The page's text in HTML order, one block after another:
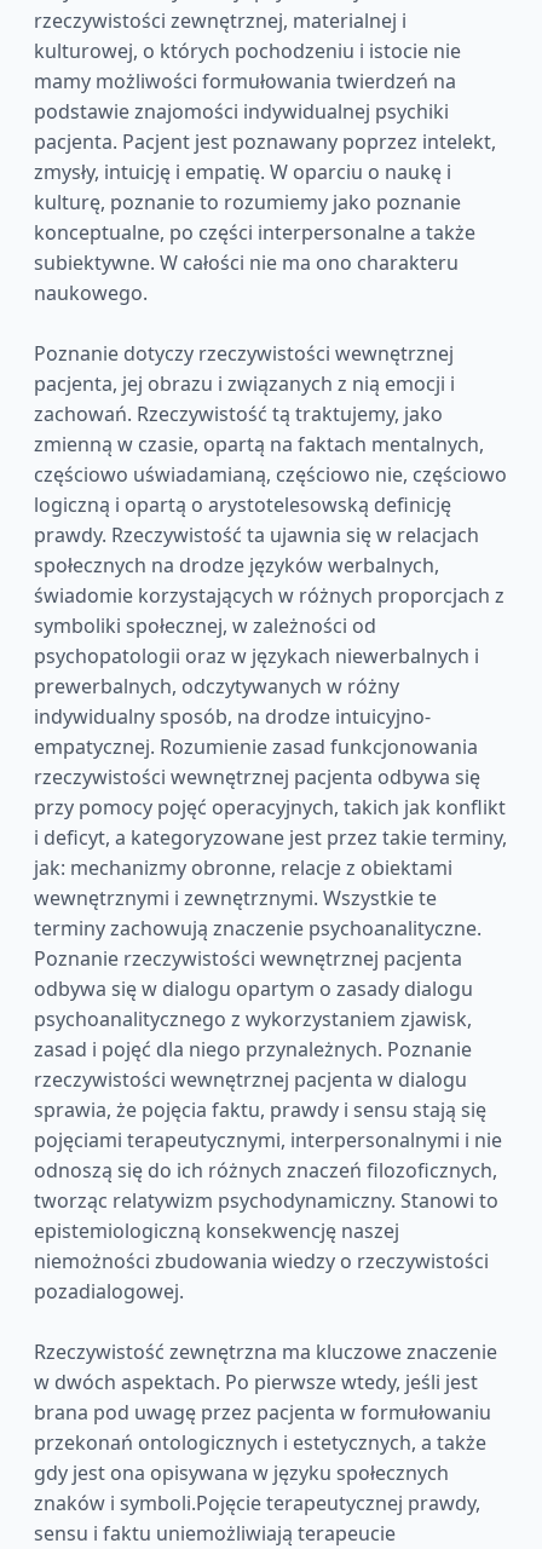
rzeczywistości zewnętrznej, materialnej i
kulturowej, o których pochodzeniu i istocie nie
mamy możliwości formułowania twierdzeń na
podstawie znajomości indywidualnej psychiki
pacjenta. Pacjent jest poznawany poprzez intelekt,
zmysły, intuicję i empatię. W oparciu o naukę i
kulturę, poznanie to rozumiemy jako poznanie
konceptualne, po części interpersonalne a także
subiektywne. W całości nie ma ono charakteru
naukowego.
Poznanie dotyczy rzeczywistości wewnętrznej
pacjenta, jej obrazu i związanych z nią emocji i
zachowań. Rzeczywistość tą traktujemy, jako
zmienną w czasie, opartą na faktach mentalnych,
częściowo uświadamianą, częściowo nie, częściowo
logiczną i opartą o arystotelesowską definicję
prawdy. Rzeczywistość ta ujawnia się w relacjach
społecznych na drodze języków werbalnych,
świadomie korzystających w różnych proporcjach z
symboliki społecznej, w zależności od
psychopatologii oraz w językach niewerbalnych i
prewerbalnych, odczytywanych w różny
indywidualny sposób, na drodze intuicyjno-
empatycznej. Rozumienie zasad funkcjonowania
rzeczywistości wewnętrznej pacjenta odbywa się
przy pomocy pojęć operacyjnych, takich jak konflikt
i deficyt, a kategoryzowane jest przez takie terminy,
jak: mechanizmy obronne, relacje z obiektami
wewnętrznymi i zewnętrznymi. Wszystkie te
terminy zachowują znaczenie psychoanalityczne.
Poznanie rzeczywistości wewnętrznej pacjenta
odbywa się w dialogu opartym o zasady dialogu
psychoanalitycznego z wykorzystaniem zjawisk,
zasad i pojęć dla niego przynależnych. Poznanie
rzeczywistości wewnętrznej pacjenta w dialogu
sprawia, że pojęcia faktu, prawdy i sensu stają się
pojęciami terapeutycznymi, interpersonalnymi i nie
odnoszą się do ich różnych znaczeń filozoficznych,
tworząc relatywizm psychodynamiczny. Stanowi to
epistemiologiczną konsekwencję naszej
niemożności zbudowania wiedzy o rzeczywistości
pozadialogowej.
Rzeczywistość zewnętrzna ma kluczowe znaczenie
w dwóch aspektach. Po pierwsze wtedy, jeśli jest
brana pod uwagę przez pacjenta w formułowaniu
przekonań ontologicznych i estetycznych, a także
gdy jest ona opisywana w języku społecznych
znaków i symboli.Pojęcie terapeutycznej prawdy,
sensu i faktu uniemożliwiają terapeucie